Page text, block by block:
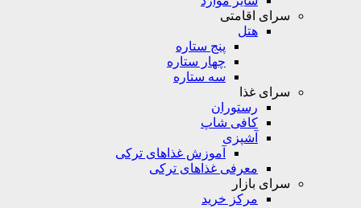
سرای اقامتی
هتل
پنج ستاره
چهار ستاره
سه ستاره
سرای غذا
رستوران
کافی شاپ
آشپزی
آموزش غذاهای ترکی
معرفی غذاهای ترکی
سرای بازار
مرکز خرید